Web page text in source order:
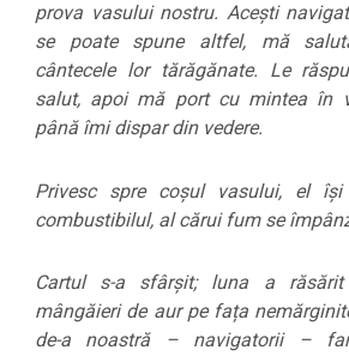
prova vasului nostru. Acești
se poate spune altfel, mă
cântecele lor tărăgănate. Le
salut, apoi mă port cu mintea în
până îmi dispar din vedere.
Privesc spre coșul vasului, el
combustibilul, al cărui fum se
Cartul s-a sfârșit; luna a
mângăieri de aur pe fața
de-a noastră – navigatorii –